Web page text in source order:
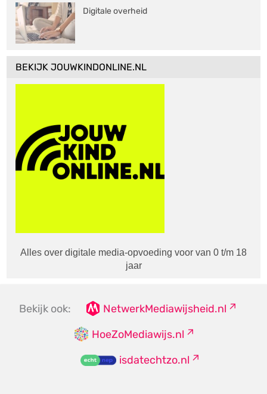
Digitale overheid
BEKIJK JOUWKINDONLINE.NL
Alles over digitale media-opvoeding voor van 0 t/m 18
jaar
Bekijk ook:
NetwerkMediawijsheid.nl
HoeZoMediawijs.nl
isdatechtzo.nl